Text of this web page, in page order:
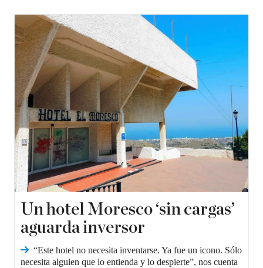
Un hotel Moresco ‘sin cargas’
aguarda inversor
“Este hotel no necesita inventarse. Ya fue un icono. Sólo
necesita alguien que lo entienda y lo despierte”, nos cuenta